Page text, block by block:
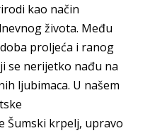
kao način
života. Među
proljeća i ranog
se nerijetko nađu na
ljubimaca. U našem
Šumski krpelj, upravo